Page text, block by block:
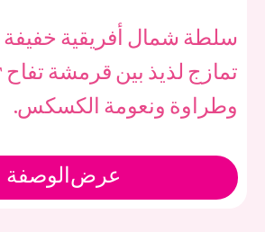
سلطة شمال أفريقية
تمازج لذيذ بين قرمشة تفاح
وطراوة ونعومة الكسكس.
عرضالوصفة